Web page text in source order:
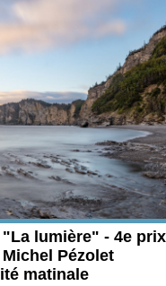
lumière" - 4e
Pézolet
matinale